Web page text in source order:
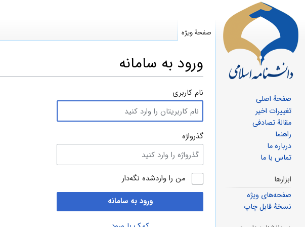
ورود به سامانه
پرش
ناوبری
پرش
جستجو
نام کاربری
گذرواژه
من را واردشده نگه‌دار
ورود به سامانه
صفحهٔ ویژه
صفحهٔ اصلی
تغییرات اخیر
مقالهٔ تصادفی
راهنما
درباره ما
تماس با ما
ابزارها
صفحه‌های ویژه
نسخهٔ قابل چاپ